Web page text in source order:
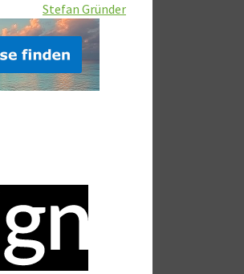
Stefan Gründer